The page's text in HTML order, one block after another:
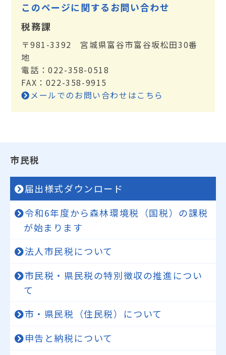
このページに関するお問い合わせ
税務課
〒981-3392 宮城県富谷市富谷坂松田30番
地
電話：022-358-0518
FAX：022-358-9915
メールでのお問い合わせはこちら
市民税
届出様式ダウンロード
令和6年度から森林環境税（国税）の課税
が始まります
法人市民税について
市民税・県民税の特別徴収の推進につい
て
市・県民税（住民税）について
申告と納税について